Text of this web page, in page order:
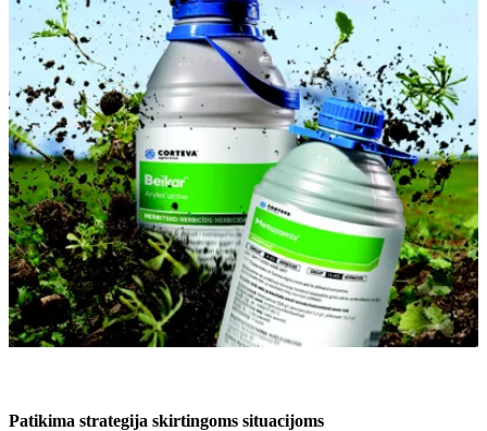
Patikima strategija skirtingoms situacijoms